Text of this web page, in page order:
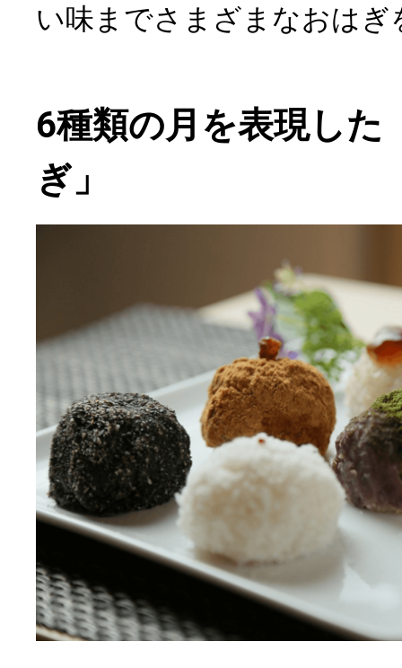
い味までさまざまなおは
6種類の月を表現した
ぎ」